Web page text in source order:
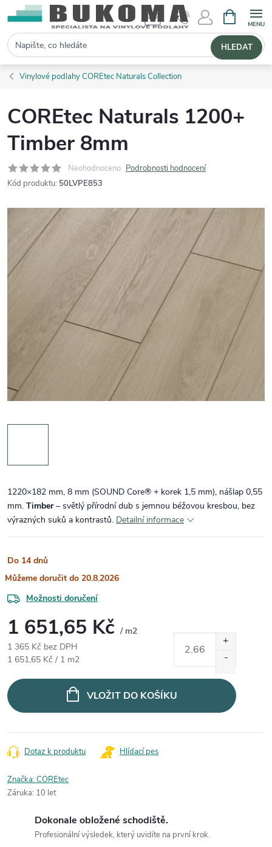
Hledat HLEDAT
Vinylové podlahy COREtec Naturals Collection
COREtec Naturals 1200+
Timber 8mm
Neohodnoceno Podrobnosti hodnocení
Kód produktu: 50LVPE853
1220×182 mm, 8 mm (SOUND Core® + korek 1,5 mm), nášlap 0,55
mm. Timber – světlý přírodní dub s jemnou béžovou kresbou, bez
výrazných suků a kontrastů. Detailní informace
Do 14 dnů
20.8.2026
Možnosti doručení
1 651,65 Kč / m2
1 365 Kč bez DPH
Měrná cena:
1 651,65 Kč / 1 m2
VLOŽIT DO KOŠÍKU
Dotaz k produktu Hlídací pes
Značka:COREtec
Záruka: 10 let
Dokonale obložené schodiště.
Profesionální výsledek, který uvidíte na první krok.